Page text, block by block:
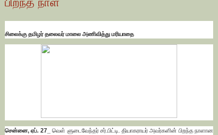
சிலைக்கு தமிழர் தலைவர் மாலை அணிவித்து மரியாதை
சென்னை, ஏப். 27_
வெள் ளுடைவேந்தர் சர்.பிட்டி. தியாகராயர் அவர்களின் பிறந்த நாளான